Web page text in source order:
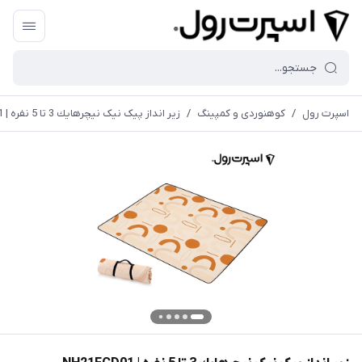
اسپرت رول / کوهنوردی و کمپینگ / زير انداز پیک نیک نيچرهايك 3 تا 5 نفره | NH21FCD01